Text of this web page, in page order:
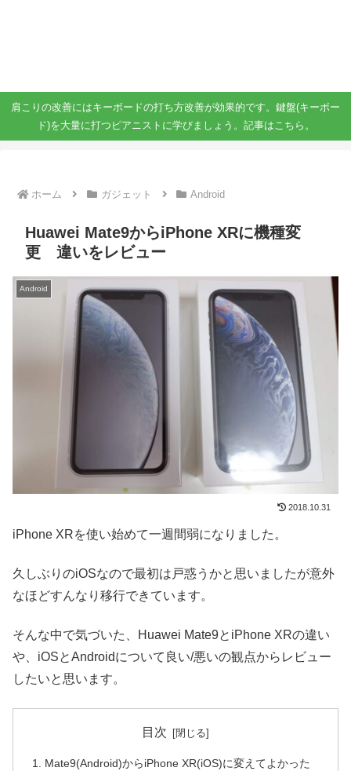
肩こりの改善にはキーボードの打ち方改善が効果的です。鍵盤(キーボー
ド)を大量に打つピアニストに学びましょう。記事はこちら。
ホーム ガジェット Android
Huawei Mate9からiPhone XRに機種変
更 違いをレビュー
Android
2018.10.31
iPhone XRを使い始めて一週間弱になりました。
久しぶりのiOSなので最初は戸惑うかと思いましたが意外
なほどすんなり移行できています。
そんな中で気づいた、Huawei Mate9とiPhone XRの違い
や、iOSとAndroidについて良い/悪いの観点からレビュー
したいと思います。
目次
Mate9(Android)からiPhone XR(iOS)に変えてよかった